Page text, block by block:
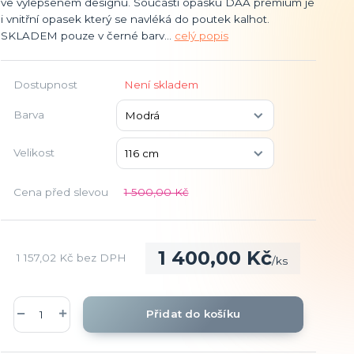
i vnitřní opasek který se navléká do poutek kalhot.
SKLADEM pouze v černé barv... celý popis
Dostupnost Není skladem
Barva
Velikost
Cena před slevou 1 500,00 Kč
1 400,00 Kč/ks
1 157,02 Kč bez DPH
Přidat do košíku